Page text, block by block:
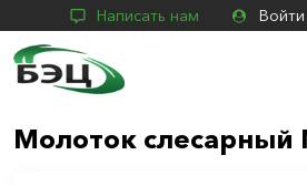
Написать нам Войти
Молоток